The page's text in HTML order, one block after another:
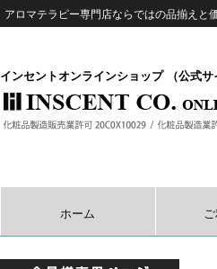
アロマテラピー専門店ならではの品揃えと
インセントオンラインショップ （公式サ
ホーム